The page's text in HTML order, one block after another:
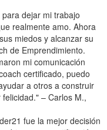
dejar mi trabajo
realmente amo. Ahora
miedos y alcanzar su
de Emprendimiento.
mi comunicación
certificado, puedo
a otros a construir
– Carlos M.,
fue la mejor decisión